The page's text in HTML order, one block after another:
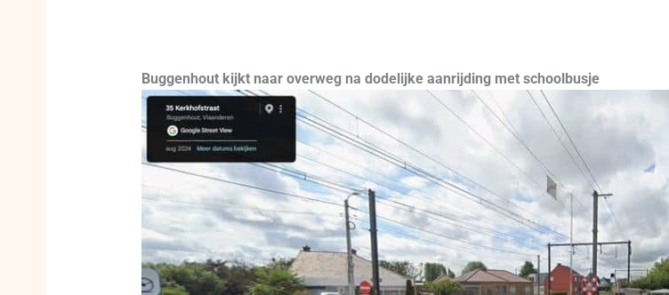
Buggenhout kijkt naar overweg na dodelijke aanrijding met schoolbusje